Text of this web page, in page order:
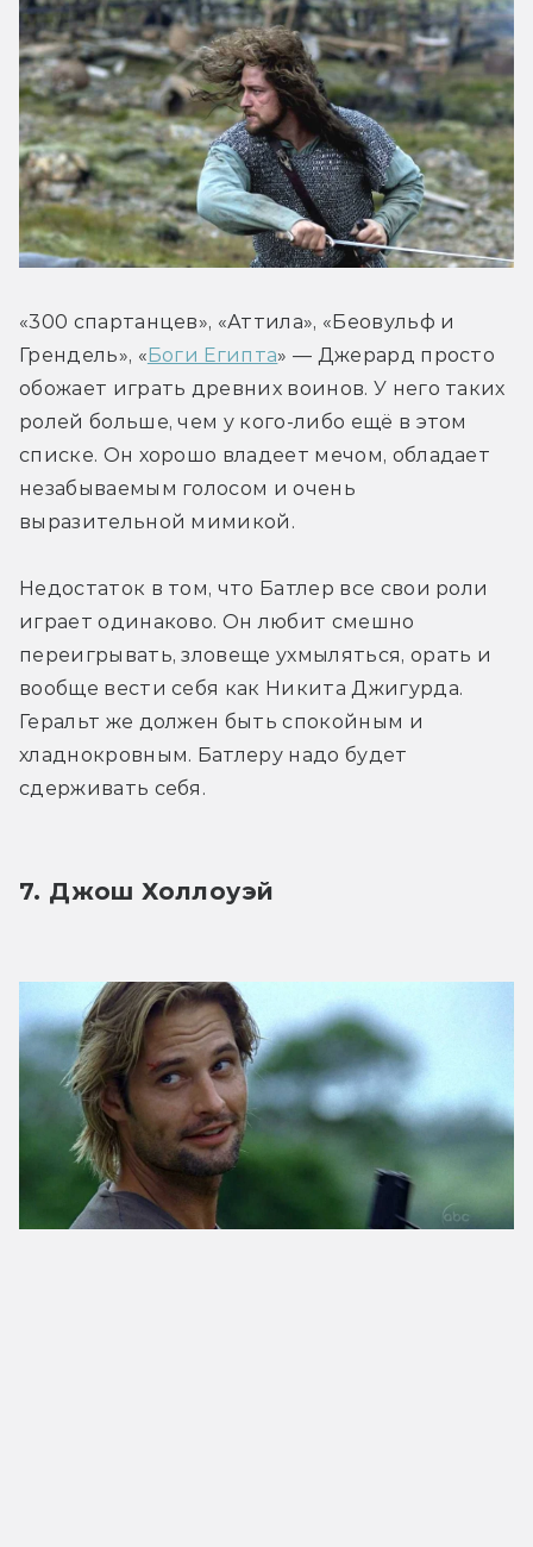
«300 спартанцев», «Аттила», «Беовульф и
Грендель», «Боги Египта» — Джерард просто
обожает играть древних воинов. У него таких
ролей больше, чем у кого-либо ещё в этом
списке. Он хорошо владеет мечом, обладает
незабываемым голосом и очень
выразительной мимикой.
Недостаток в том, что Батлер все свои роли
играет одинаково. Он любит смешно
переигрывать, зловеще ухмыляться, орать и
вообще вести себя как Никита Джигурда.
Геральт же должен быть спокойным и
хладнокровным. Батлеру надо будет
сдерживать себя.
7. Джош Холлоуэй